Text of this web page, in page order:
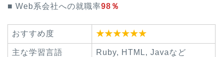
■ Web系会社への就職率98％
おすすめ度 ★★★★★★
主な学習言語 Ruby, HTML, Javaなど